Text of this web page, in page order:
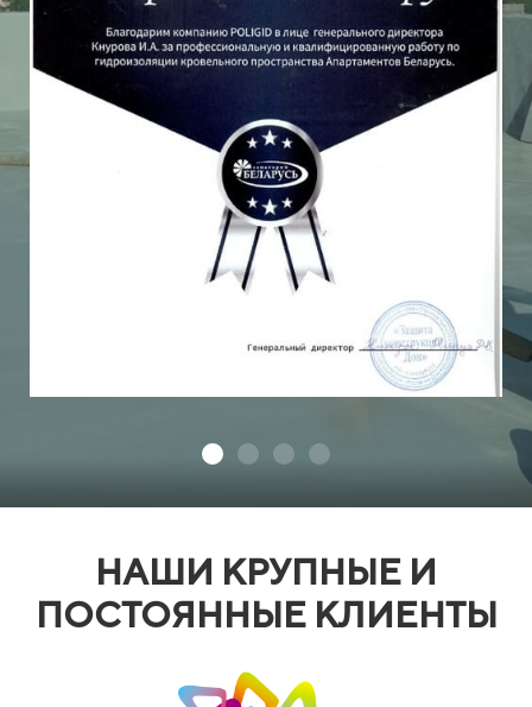
НАШИ КРУПНЫЕ И
ПОСТОЯННЫЕ КЛИЕНТЫ